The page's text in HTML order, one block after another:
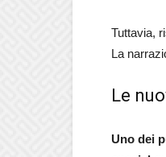
Tuttavia,
La
Le
Uno dei